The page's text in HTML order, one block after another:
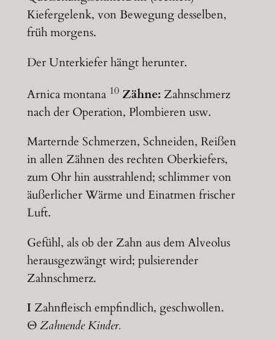
Kiefergelenk, von Bewegung desselben,
früh morgens.
Der Unterkiefer hängt herunter.
Arnica montana 10 Zähne: Zahnschmerz
nach der Operation, Plombieren usw.
Marternde Schmerzen, Schneiden, Reißen
in allen Zähnen des rechten Oberkiefers,
zum Ohr hin ausstrahlend; schlimmer von
äußerlicher Wärme und Einatmen frischer
Luft.
Gefühl, als ob der Zahn aus dem Alveolus
herausgezwängt wird; pulsierender
Zahnschmerz.
I Zahnfleisch empfindlich, geschwollen.
ΘZahnende Kinder.